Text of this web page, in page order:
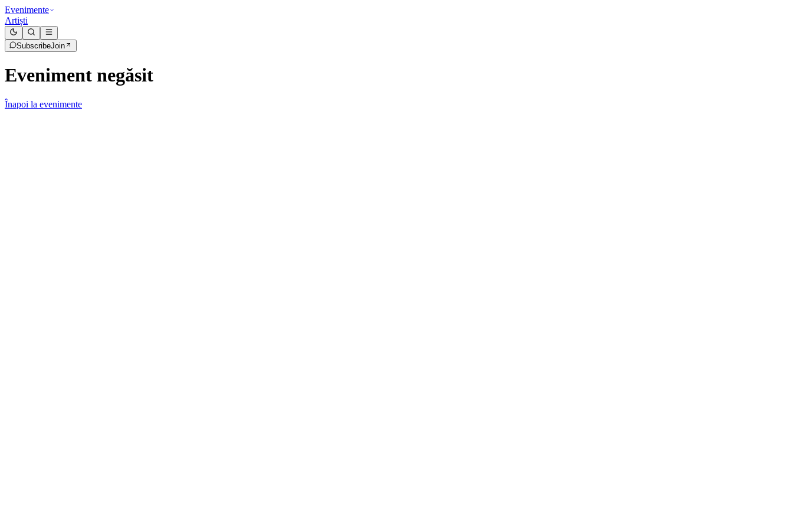
Evenimente
Artiști
SubscribeJoin
Eveniment negăsit
Înapoi la evenimente